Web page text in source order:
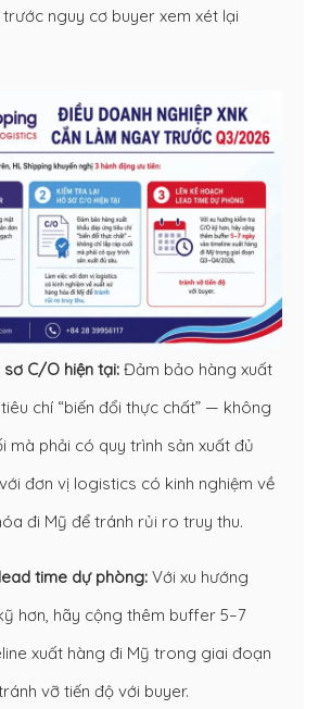
nguy cơ buyer xem xét lại
C/O hiện tại: Đảm bảo hàng xuất
chí “biến đổi thực chất” — không
mà phải có quy trình sản xuất đủ
đơn vị logistics có kinh nghiệm về
đi Mỹ để tránh rủi ro truy thu.
time dự phòng: Với xu hướng
hơn, hãy cộng thêm buffer 5–7
xuất hàng đi Mỹ trong giai đoạn
vỡ tiến độ với buyer.